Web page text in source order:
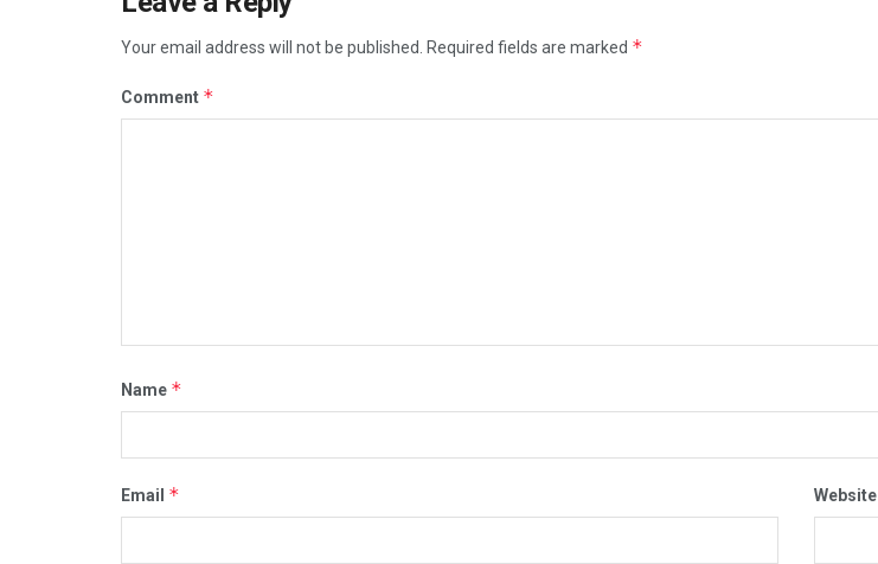
Your email address will not be published. Required fields are marked *
Comment *
Name *
Email * Website